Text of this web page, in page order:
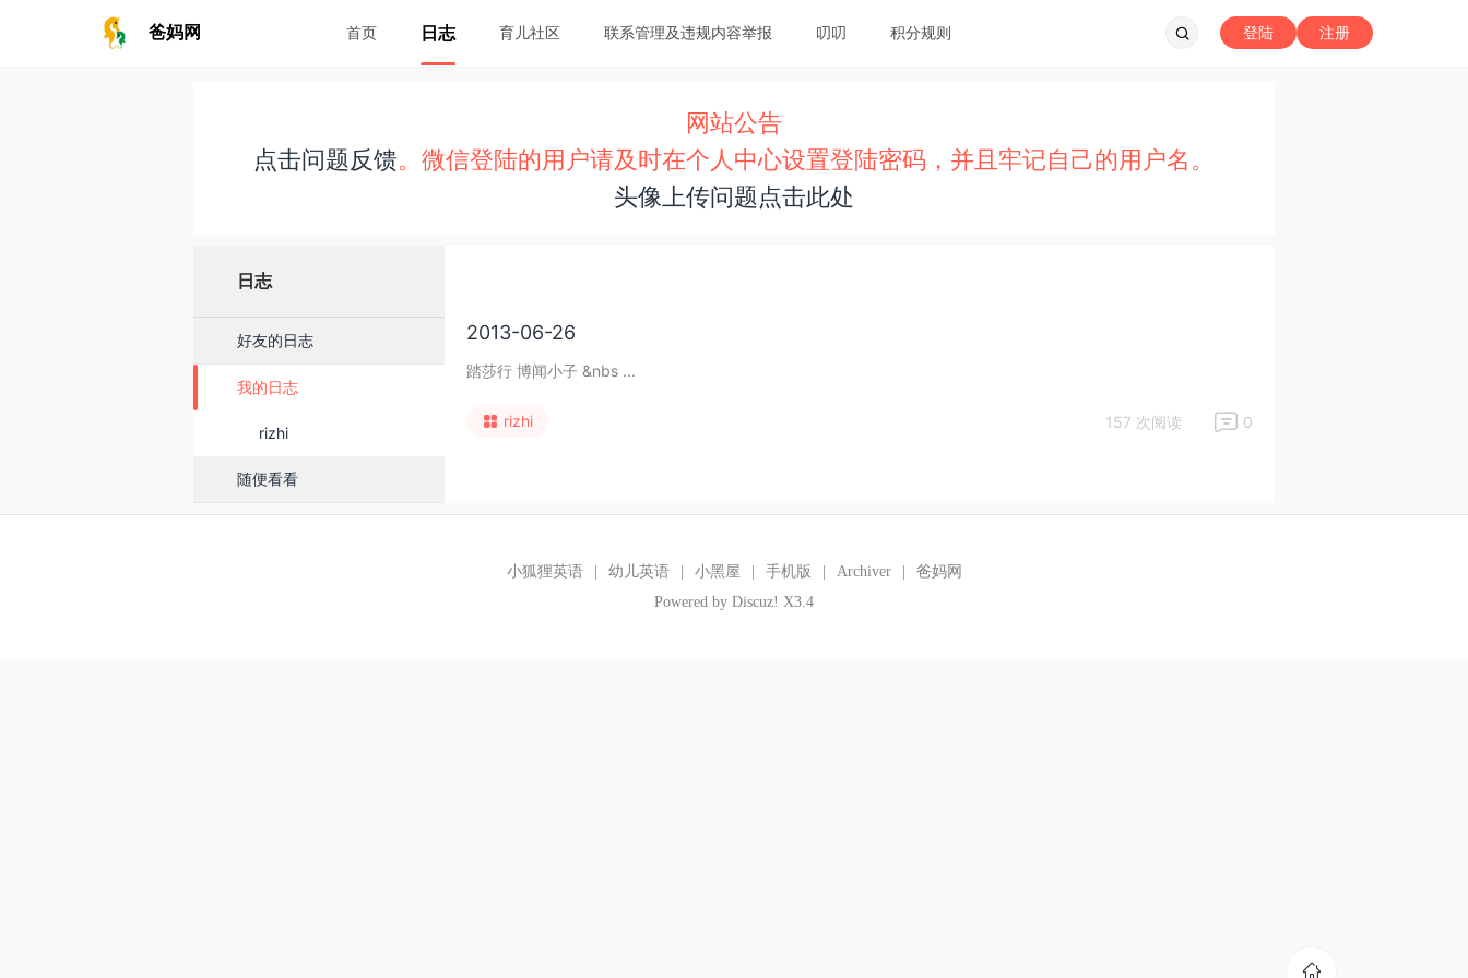
爸妈网 首页 日志 育儿社区 联系管理及违规内容举报 叨叨 积分规则 注册
登陆
网站公告
点击问题反馈。微信登陆的用户请及时在个人中心设置登陆密码，并且牢记自己的用户名。
头像上传问题点击此处
日志
好友的日志
我的日志
rizhi
随便看看
2013-06-26
踏莎行 博闻小子 &nbs ...
rizhi 157 次阅读 0
小狐狸英语 幼儿英语 小黑屋 手机版 Archiver
爸妈网
Powered by Discuz! X3.4